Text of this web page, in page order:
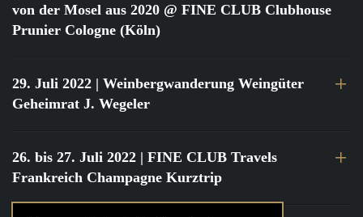
von der Mosel aus 2020 @ FINE CLUB Clubhouse
Prunier Cologne (Köln)
29. Juli 2022 | Weinbergwanderung Weingüter
Geheimrat J. Wegeler
26. bis 27. Juli 2022 | FINE CLUB Travels
Frankreich Champagne Kurztrip